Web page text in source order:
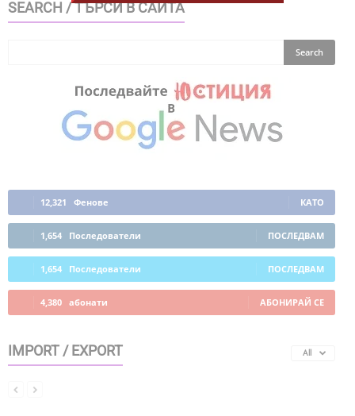
SEARCH / ТЪРСИ В САЙТА
12,321 Фенове КАТО
1,654 Последователи ПОСЛЕДВАМ
1,654 Последователи ПОСЛЕДВАМ
4,380 абонати АБОНИРАЙ СЕ
IMPORT / EXPORT All